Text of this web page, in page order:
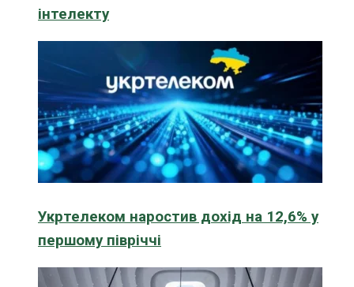
інтелекту
Укртелеком наростив дохід на 12,6% у
першому півріччі